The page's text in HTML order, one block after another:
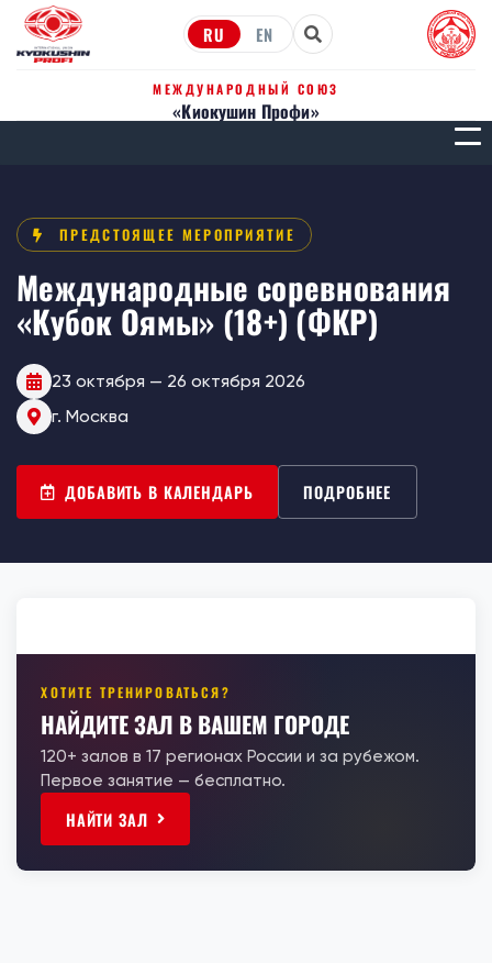
RU EN
МЕЖДУНАРОДНЫЙ СОЮЗ
«Киокушин Профи»
ПРЕДСТОЯЩЕЕ МЕРОПРИЯТИЕ
Международные соревнования
«Кубок Оямы» (18+) (ФКР)
23 октября — 26 октября 2026
г. Москва
ДОБАВИТЬ В КАЛЕНДАРЬ ПОДРОБНЕЕ
ХОТИТЕ ТРЕНИРОВАТЬСЯ?
НАЙДИТЕ ЗАЛ В ВАШЕМ ГОРОДЕ
120+ залов в 17 регионах России и за рубежом.
Первое занятие — бесплатно.
НАЙТИ ЗАЛ